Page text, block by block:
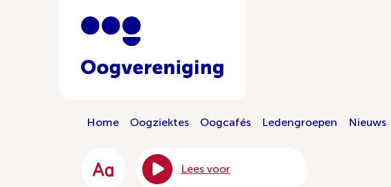
Home Oogziektes Oogcafés Ledengroepen Nieuws
Lees voor